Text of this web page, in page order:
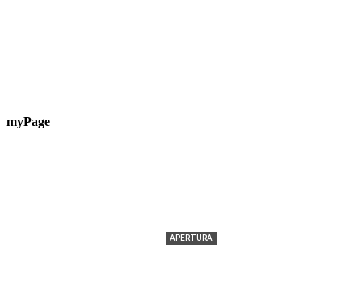
myPage
APERTURA